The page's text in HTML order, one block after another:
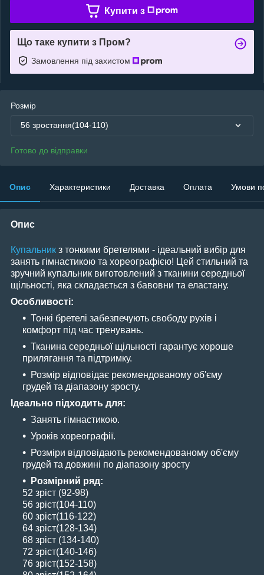
Купити з
Що таке купити з Пром?
Замовлення під захистом
Розмір
56 зростання(104-110)
Готово до відправки
Опис Характеристики Доставка Оплата Умови
Опис
Купальник з тонкими бретелями - ідеальний вибір для
занять гімнастикою та хореографією! Цей стильний та
зручний купальник виготовлений з тканини середньої
щільності, яка складається з бавовни та еластану.
Особливості:
Тонкі бретелі забезпечують свободу рухів і
комфорт під час тренувань.
Тканина середньої щільності гарантує хороше
прилягання та підтримку.
Розмір відповідає рекомендованому об'єму
грудей та діапазону зросту.
Ідеально підходить для:
Занять гімнастикою.
Уроків хореографії.
Розміри відповідають рекомендованому об'єму
грудей та довжині по діапазону зросту
Розмірний ряд:
52 зріст (92-98)
56 зріст(104-110)
60 зріст(116-122)
64 зріст(128-134)
68 зріст (134-140)
72 зріст(140-146)
76 зріст(152-158)